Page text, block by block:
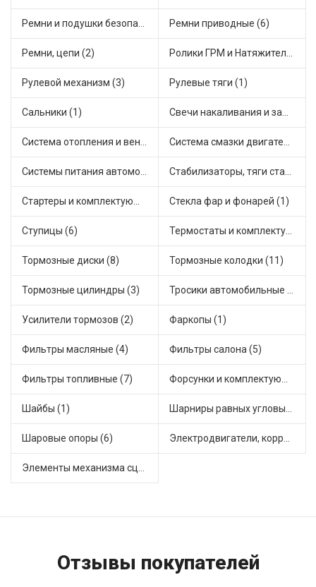
Ремни и подушки безопасности (1) Ремни приводные (6)
Ремни, цепи (2) Ролики ГРМ и Натяжители (5)
Рулевой механизм (3) Рулевые тяги (1)
Сальники (1) Свечи накаливания и зажигания (2)
Система отопления и вентиляции (2) Система смазки двигателя (3)
Системы питания автомобиля (2) Стабилизаторы, тяги стабилизатора, стойки стабилиз (3)
Стартеры и комплектующие (13) Стекла фар и фонарей (1)
Ступицы (6) Термостаты и комплектующие системы охлаждения (10)
Тормозные диски (8) Тормозные колодки (11)
Тормозные цилиндры (3) Тросики автомобильные (2)
Усилители тормозов (2) Фаркопы (1)
Фильтры масляные (4) Фильтры салона (5)
Фильтры топливные (7) Форсунки и комплектующие (2)
Шайбы (1) Шарниры равных угловых скоростей, приводные валы (10)
Шаровые опоры (6) Электродвигатели, корректоры и приводы автомобильн (11)
Элементы механизма сцепления (10)
Отзывы покупателей